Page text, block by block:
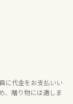
に代金をお支払いい
、贈り物には適しま